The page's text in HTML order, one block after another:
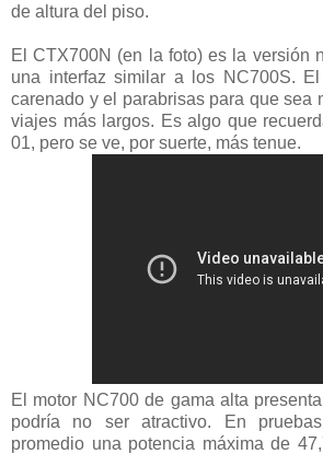
de altura del piso.
El CTX700N (en la foto) es la versión
una interfaz similar a los NC700S.
carenado y el parabrisas para que sea
viajes más largos. Es algo que
01, pero se ve, por suerte, más tenue.
El motor NC700 de gama alta
podría no ser atractivo. En
promedio una potencia máxima de